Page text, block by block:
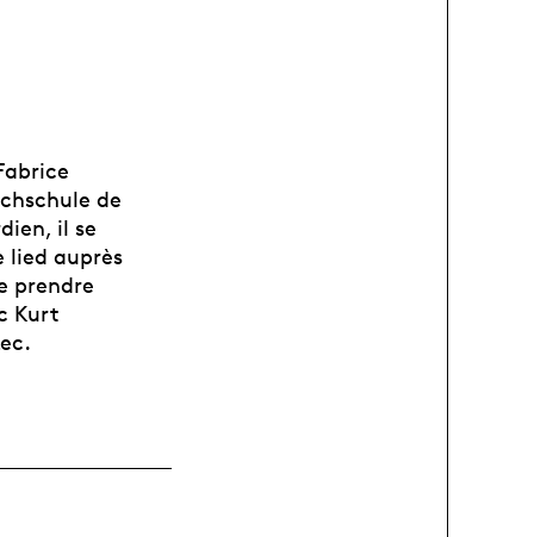
de
il se
lied auprès
prendre
Kurt